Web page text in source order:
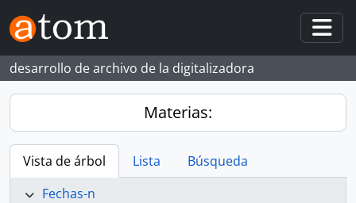
Skip to main content
desarrollo de archivo de la digitalizadora
Materias:
Vista de árbol Lista
Búsqueda
Fechas-n